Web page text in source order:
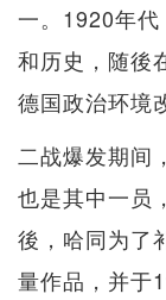
一。1920年
和历史，随後
德国政治环境
二战爆发期间
也是其中一员
後，哈同为了
量作品，并于